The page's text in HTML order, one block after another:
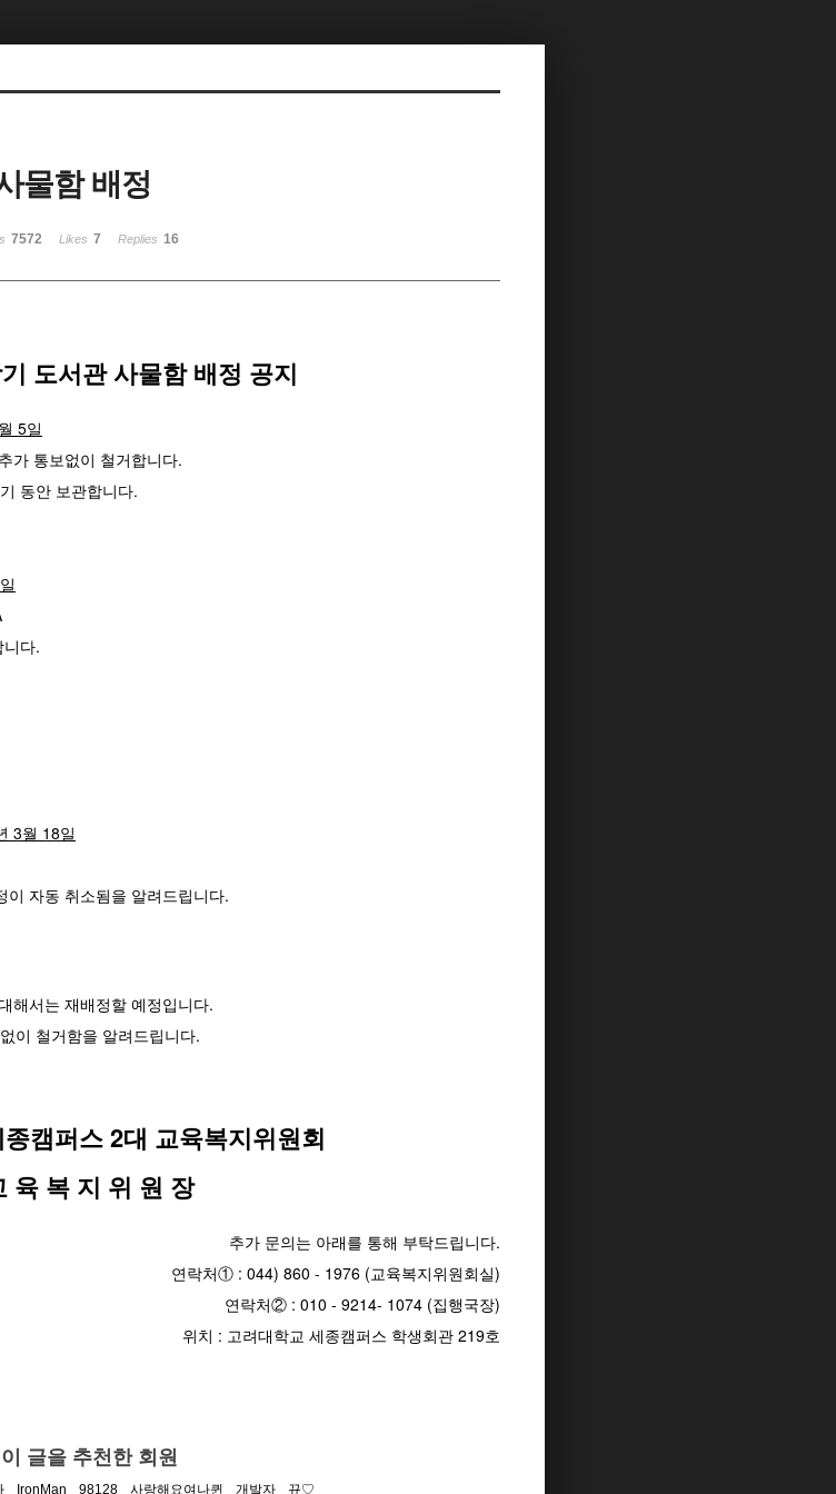
물함 배정
7572 Likes 7 Replies 16
도서관 사물함 배정 공지
5일
가 통보없이 철거합니다.
동안 보관합니다.
다.
3월 18일
자동 취소됨을 알려드립니다.
해서는 재배정할 예정입니다.
이 철거함을 알려드립니다.
캠퍼스 2대 교육복지위원회
육 복 지 위 원 장
추가 문의는 아래를 통해 부탁드립니다.
연락처① : 044) 860 - 1976 (교육복지위원회실)
연락처② : 010 - 9214- 1074 (집행국장)
위치 : 고려대학교 세종캠퍼스 학생회관 219호
이 글을 추천한 회원
IronMan 98128 사랑해요여나퀸 개발자 뀨♡